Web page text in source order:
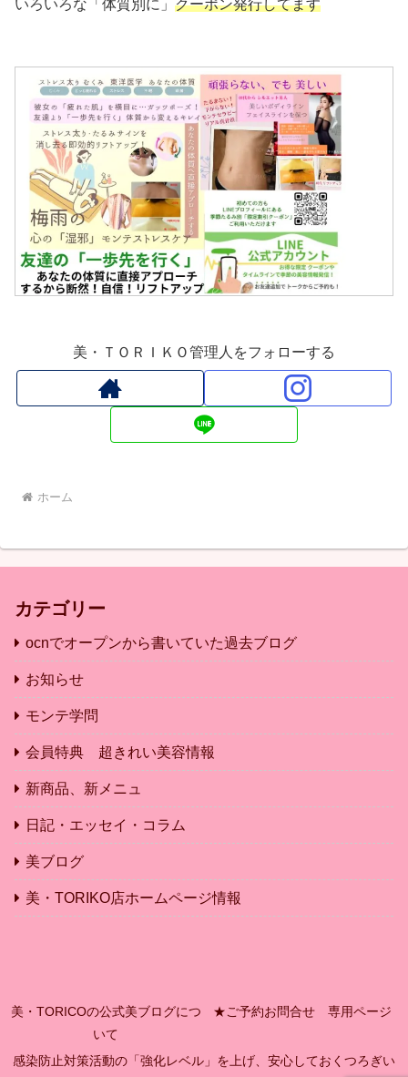
いろいろな「体質別に」 クーポン発行してます
美・ＴＯＲＩＫＯ管理人をフォローする
ホーム
カテゴリー
ocnでオープンから書いていた過去ブログ
お知らせ
モンテ学問
会員特典 超きれい美容情報
新商品、新メニュ
日記・エッセイ・コラム
美ブログ
美・TORIKO店ホームページ情報
美・TORICOの公式美ブログにつ
いて
★ご予約お問合せ 専用ページ
感染防止対策活動の「強化レベル」を上げ、安心しておくつろぎい